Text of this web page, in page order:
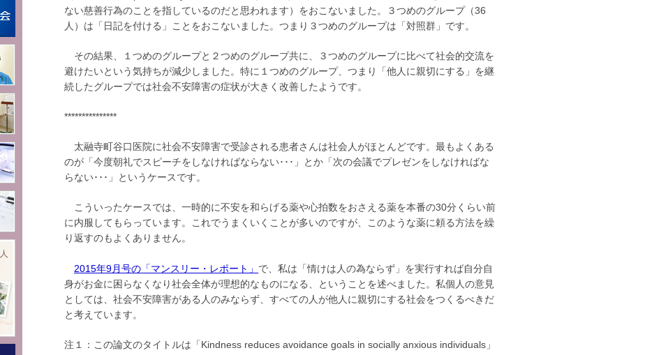
ない慈善行為のことを指しているのだと思われます）をおこないました。３つめのグループ（36
人）は「日記を付ける」ことをおこないました。つまり３つめのグループは「対照群」です。
その結果、１つめのグループと２つめのグループ共に、３つめのグループに比べて社会的交流を
避けたいという気持ちが減少しました。特に１つめのグループ、つまり「他人に親切にする」を継
続したグループでは社会不安障害の症状が大きく改善したようです。
***************
太融寺町谷口医院に社会不安障害で受診される患者さんは社会人がほとんどです。最もよくある
のが「今度朝礼でスピーチをしなければならない･･･」とか「次の会議でプレゼンをしなければな
らない･･･」というケースです。
こういったケースでは、一時的に不安を和らげる薬や心拍数をおさえる薬を本番の30分くらい前
に内服してもらっています。これでうまくいくことが多いのですが、このような薬に頼る方法を繰
り返すのもよくありません。
2015年9月号の「マンスリー・レポート」 で、私は「情けは人の為ならず」を実行すれば自分自
身がお金に困らなくなり社会全体が理想的なものになる、ということを述べました。私個人の意見
としては、社会不安障害がある人のみならず、すべての人が他人に親切にする社会をつくるべきだ
と考えています。
注１：この論文のタイトルは「Kindness reduces avoidance goals in socially anxious individuals」